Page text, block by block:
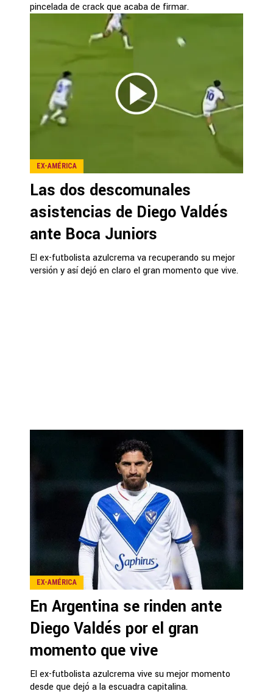
pincelada de crack que acaba de firmar.
EX-AMÉRICA
Las dos descomunales
asistencias de Diego Valdés
ante Boca Juniors
El ex-futbolista azulcrema va recuperando su mejor
versión y así dejó en claro el gran momento que vive.
EX-AMÉRICA
En Argentina se rinden ante
Diego Valdés por el gran
momento que vive
El ex-futbolista azulcrema vive su mejor momento
desde que dejó a la escuadra capitalina.